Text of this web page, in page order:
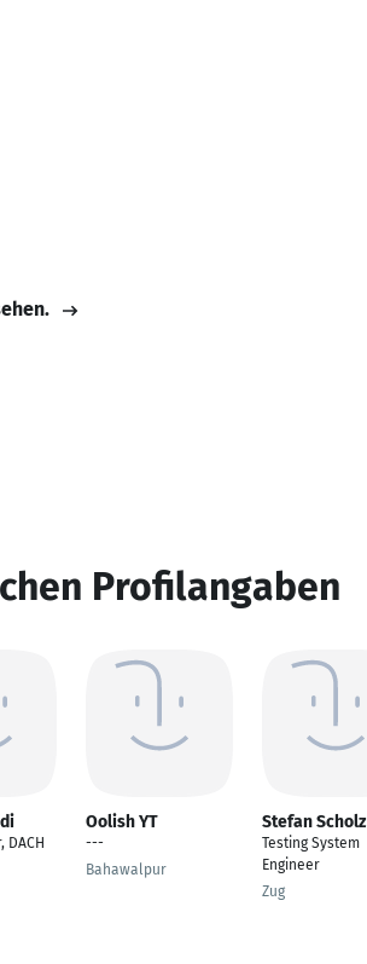
Profilangaben
DACH
Oolish YT
---
Bahawalpur
Stefan Scholz
Testing System
Engineer
Zug